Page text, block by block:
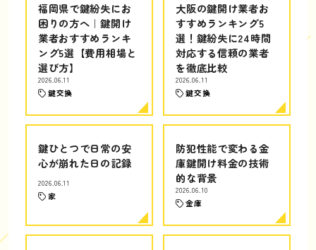
福岡県で鍵紛失にお
困りの方へ｜鍵開け
業者おすすめランキ
ング5選【費用相場と
選び方】
2026.06.11
鍵交換
大阪の鍵開け業者お
すすめランキング5
選！鍵紛失に24時間
対応する信頼の業者
を徹底比較
2026.06.11
鍵交換
鍵ひとつで日常の安
心が崩れた日の記録
2026.06.11
家
防犯性能で変わる金
庫鍵開け料金の技術
的な背景
2026.06.10
金庫